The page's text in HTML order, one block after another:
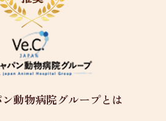
動物病院グループとは